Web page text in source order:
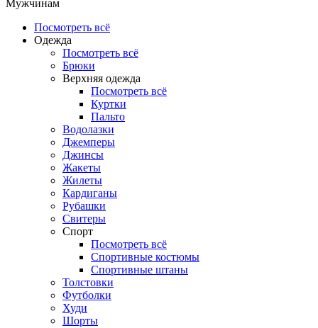
Мужчинам
Посмотреть всё
Одежда
Посмотреть всё
Брюки
Верхняя одежда
Посмотреть всё
Куртки
Пальто
Водолазки
Джемперы
Джинсы
Жакеты
Жилеты
Кардиганы
Рубашки
Свитеры
Спорт
Посмотреть всё
Спортивные костюмы
Спортивные штаны
Толстовки
Футболки
Худи
Шорты